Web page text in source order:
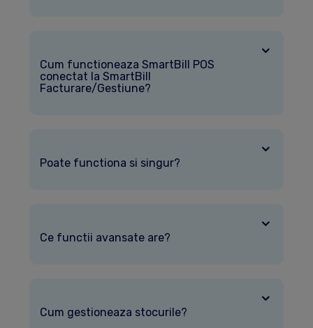
Cum functioneaza SmartBill POS
conectat la SmartBill
Facturare/Gestiune?
Poate functiona si singur?
Ce functii avansate are?
Cum gestioneaza stocurile?